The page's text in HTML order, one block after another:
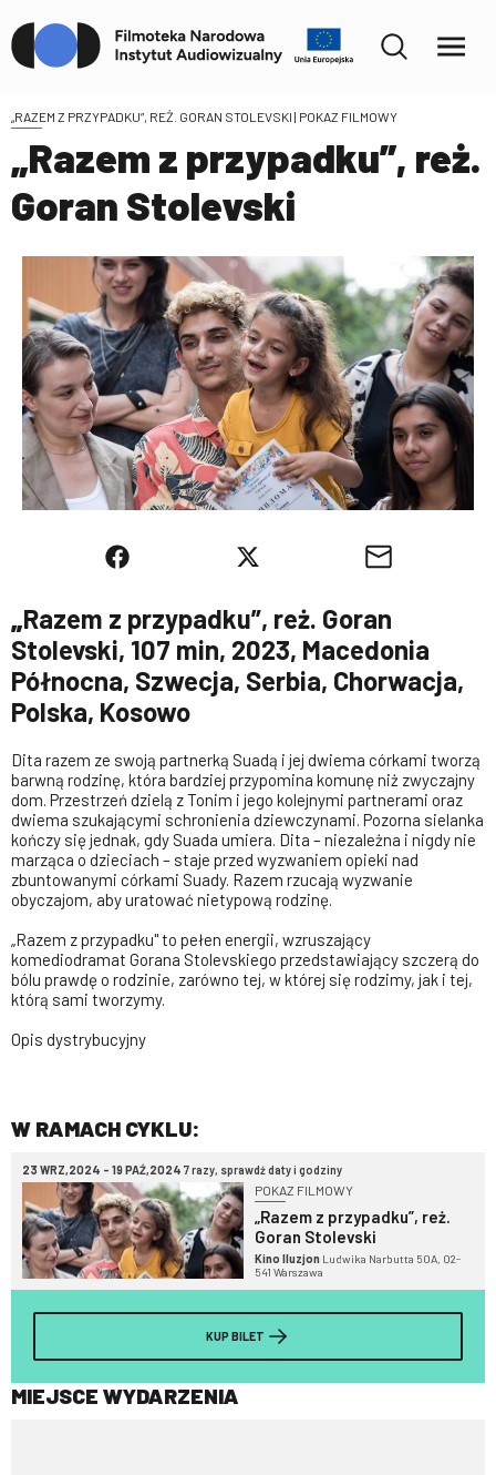
„RAZEM Z PRZYPADKU”, REŻ. GORAN STOLEVSKI | POKAZ FILMOWY
„Razem z przypadku”, reż.
Goran Stolevski
„Razem z przypadku”, reż. Goran
Stolevski, 107 min, 2023, Macedonia
Północna, Szwecja, Serbia, Chorwacja,
Polska, Kosowo
Dita razem ze swoją partnerką Suadą i jej dwiema córkami tworzą
barwną rodzinę, która bardziej przypomina komunę niż zwyczajny
dom. Przestrzeń dzielą z Tonim i jego kolejnymi partnerami oraz
dwiema szukającymi schronienia dziewczynami. Pozorna sielanka
kończy się jednak, gdy Suada umiera. Dita – niezależna i nigdy nie
marząca o dzieciach – staje przed wyzwaniem opieki nad
zbuntowanymi córkami Suady. Razem rzucają wyzwanie
obyczajom, aby uratować nietypową rodzinę.
„Razem z przypadku" to pełen energii, wzruszający
komediodramat Gorana Stolevskiego przedstawiający szczerą do
bólu prawdę o rodzinie, zarówno tej, w której się rodzimy, jak i tej,
którą sami tworzymy.
Opis dystrybucyjny
W RAMACH CYKLU:
23 WRZ,2024 - 19 PAŹ,2024 7 razy, sprawdź daty i godziny
POKAZ FILMOWY
„Razem z przypadku”, reż.
Goran Stolevski
Kino Iluzjon Ludwika Narbutta 50A, 02-
541 Warszawa
KUP BILET
MIEJSCE WYDARZENIA